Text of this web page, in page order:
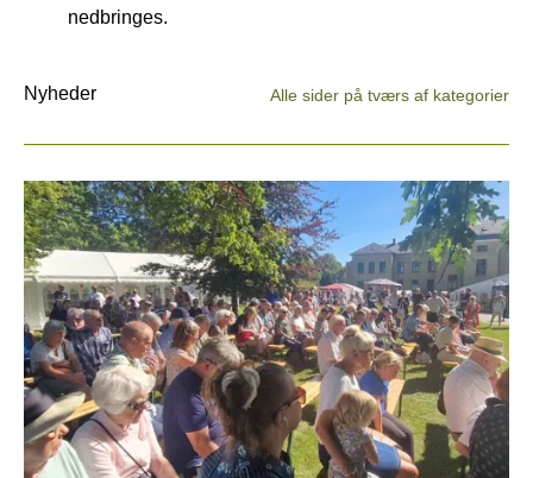
nedbringes.
Nyheder Alle sider på tværs af kategorier